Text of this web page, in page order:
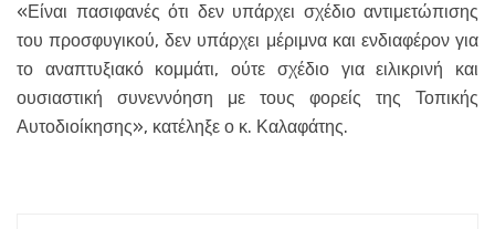
«Είναι πασιφανές ότι δεν υπάρχει σχέδιο αντιμετώπισης
του προσφυγικού, δεν υπάρχει μέριμνα και ενδιαφέρον για
το αναπτυξιακό κομμάτι, ούτε σχέδιο για ειλικρινή και
ουσιαστική συνεννόηση με τους φορείς της Τοπικής
Αυτοδιοίκησης», κατέληξε ο κ. Καλαφάτης.